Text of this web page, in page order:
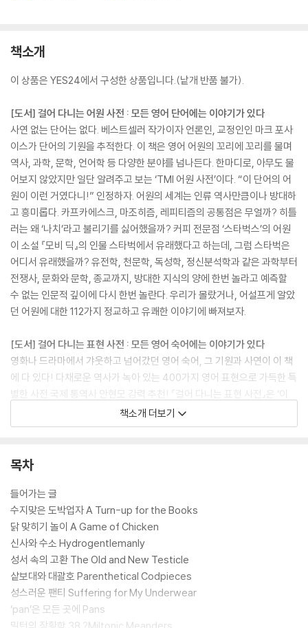
책소개
이 상품은 YES24에서 구성한 상품입니다.(낱개 반품 불가).
[도서] 걸어 다니는 어원 사전 : 모든 영어 단어에는 이야기가 있다
사연 없는 단어는 없다. 베스트셀러 작가이자 언론인, 교정인인 마크 포사
이스가 단어의 기원을 추적한다. 이 책은 영어 어원의 꼬리에 꼬리를 물며
역사, 과학, 문학, 언어학 등 다양한 분야를 넘나든다. 한마디로, 아무도 물
어보지 않았지만 일단 알려주고 보는 ‘TMI 어원 사전’이다. “이 단어의 어
원이 이런 거였다니!” 인정하자. 어원의 세계는 인류 역사만큼이나 방대하
고 흥미롭다. 카프카에스크, 마조히즘, 레피티즘의 공통점은 무얼까? 히틀
러는 왜 ‘나치’라고 불리기를 싫어했을까? 커피 전문점 ‘스타벅스’의 어원
이 소설 『모비 딕』의 인물 스타벅에서 유래했다고 하는데, 그럼 스타벅은
어디서 유래했을까? 유전학, 천문학, 독성학, 정신분석학과 같은 과학부터
전쟁사, 문화와 문학, 종교까지, 방대한 지식의 양에 한번 놀라고 예측할
수 없는 인문적 깊이에 다시 한번 놀란다. 우리가 몰랐거나, 어설프게 알았
던 어원에 대한 112가지 정교하고 유쾌한 이야기에 빠져보자.
[도서] 걸어 다니는 표현 사전 : 모든 영어 숙어에는 이야기가 있다
영화나 드라마에서 갸웃하고 넘어갔던 영어 숙어, 그 기원과 사연이 이 책
에 다 있다! 다채로운 역사가 녹아 있는 400가지 영어 표현으로 가득한 특
별한 사전 국제 통역사 안현모 강력 추천! 『걸어 다니는 표현 사전』은 ‘이
말이 대체 왜 이런 의미야?’ 궁금했던 온갖 영어 숙어의 탄생 비화를 알려
주는 책이다.
책소개 더보기
목차
들어가는 글
수지맞은 도박업자 A Turn-up for the Books
닭 맞히기 놀이 A Game of Chicken
신사와 수소 Hydrogentlemanly
성서 속의 고환 The Old and New Testicle
샅보대와 대괄호 Parenthetical Codpieces
성스러운 팬티 Suffering for My Underwear
‘pan’은 모든 곳에 Pans